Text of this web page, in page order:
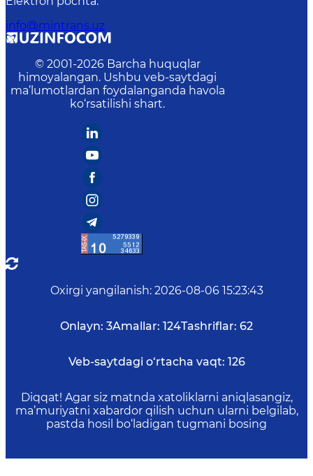
info@mintrans.uz
© 2001-2026 Barcha huquqlar
himoyalangan. Ushbu veb-saytdagi
ma’lumotlardan foydalanganda havola
ko‘rsatilishi shart.
Oxirgi yangilanish: 2026-08-06 15:23:43
Onlayn: 3Amallar: 124Tashriflar: 62
Veb-saytdagi o‘rtacha vaqt: 126
Diqqat! Agar siz matnda xatoliklarni aniqlasangiz,
ma’muriyatni xabardor qilish uchun ularni belgilab,
pastda hosil bo‘ladigan tugmani bosing